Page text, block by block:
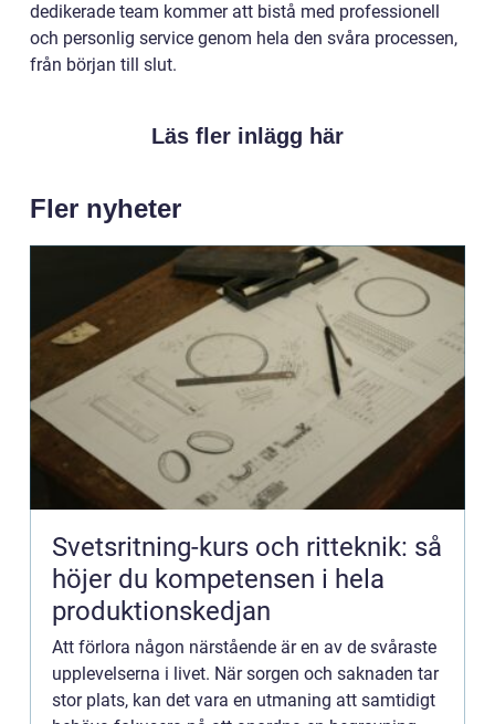
dedikerade team kommer att bistå med professionell
och personlig service genom hela den svåra processen,
från början till slut.
Läs fler inlägg här
Fler nyheter
Svetsritning-kurs och ritteknik: så
höjer du kompetensen i hela
produktionskedjan
Att förlora någon närstående är en av de svåraste
upplevelserna i livet. När sorgen och saknaden tar
stor plats, kan det vara en utmaning att samtidigt